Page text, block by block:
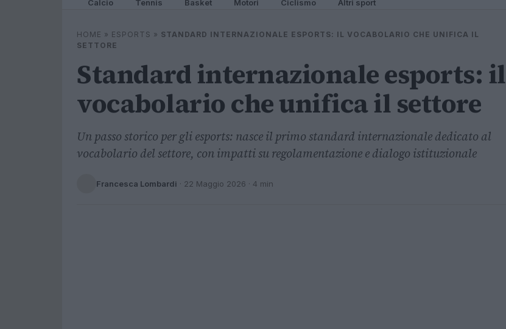
Calcio Tennis Basket Motori Ciclismo Altri sport
HOME » ESPORTS » STANDARD INTERNAZIONALE ESPORTS: IL VOCABOLARIO CHE UNIFICA IL
SETTORE
Standard internazionale esports: il
vocabolario che unifica il settore
Un passo storico per gli esports: nasce il primo standard internazionale dedicato al
vocabolario del settore, con impatti su regolamentazione e dialogo istituzionale
Francesca Lombardi · 22 Maggio 2026 · 4 min